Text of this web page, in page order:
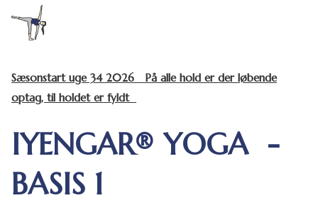
Sæsonstart uge 34 2026 På alle hold er der løbende
optag, til holdet er fyldt
IYENGAR® YOGA -
BASIS 1